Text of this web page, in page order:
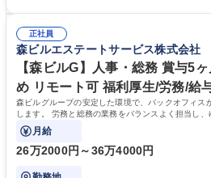
募集職種 【大阪・京都・滋賀】営業事務 ※
えて、お客様や社員の状況に合わせ、能動
待され。組織を支えるスペシャリストとし
社員から頼られる存在になることができ
務の持ち帰りも禁止されており、メリハリの
歴・資格 学歴：大学院 大学 高専 短大 語学
正社員
森ビルエステートサービス株式会社
【森ビルG】人事・総務 賞与5
め リモート可 福利厚生/労務/給
森ビルグループの安定した環境で、バックオフィス
します。 労務と総務の業務をバランスよく担当し、
にも挑戦できる、やりがいある環境です。
月給
26万2000円～36万4000円